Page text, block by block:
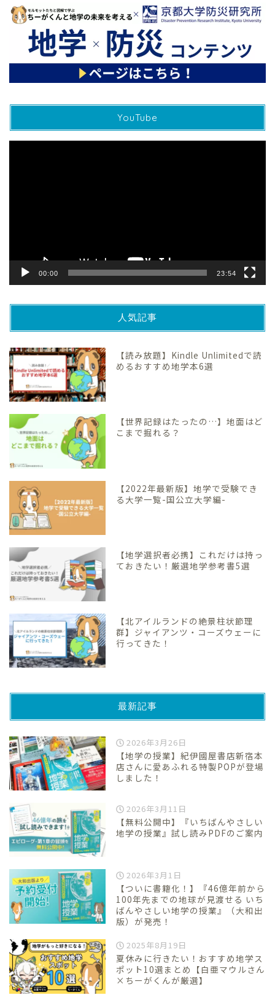
YouTube
00:00 23:54
人気記事
【読み放題】Kindle Unlimitedで読
めるおすすめ地学本6選
【世界記録はたったの…】地面はど
こまで掘れる？
【2022年最新版】地学で受験でき
る大学一覧-国公立大学編-
【地学選択者必携】これだけは持っ
ておきたい！厳選地学参考書5選
【北アイルランドの絶景柱状節理
群】ジャイアンツ・コーズウェーに
行ってきた！
最新記事
2026年3月26日
【地学の授業】紀伊國屋書店新宿本
店さんに愛あふれる特製POPが登場
しました！
2026年3月11日
【無料公開中】『いちばんやさしい
地学の授業』試し読みPDFのご案内
2026年3月1日
【ついに書籍化！】『46億年前から
100年先までの地球が見渡せる いち
ばんやさしい地学の授業』（大和出
版）が発売！
2025年8月19日
夏休みに行きたい！おすすめ地学ス
ポット10選まとめ【白亜マウルさん
×ちーがくんが厳選】